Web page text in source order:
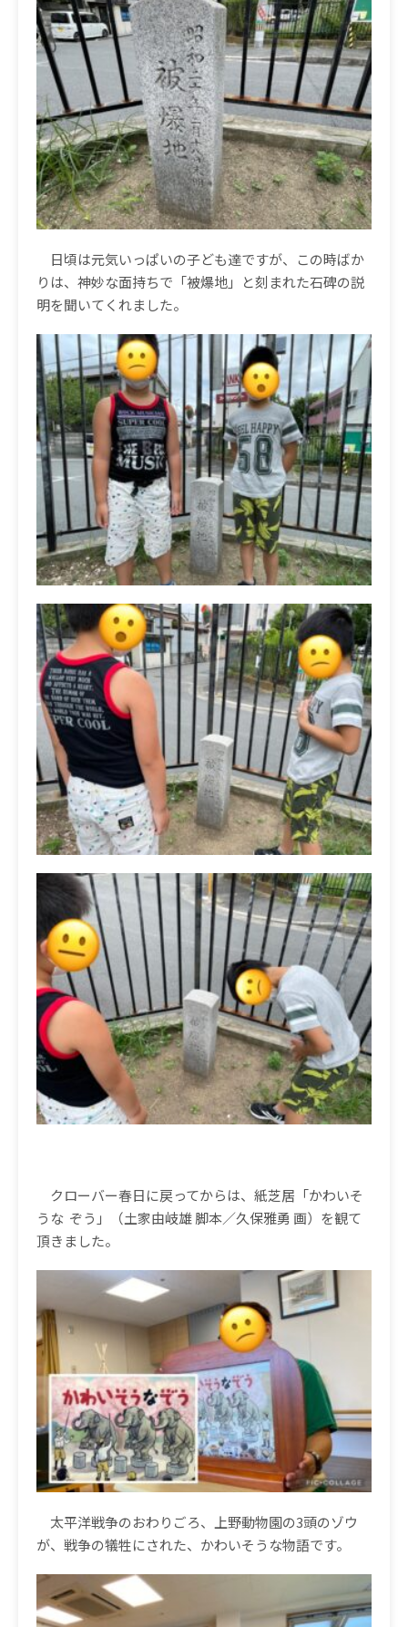
日頃は元気いっぱいの子ども達ですが、この時ばか
りは、神妙な面持ちで「被爆地」と刻まれた石碑の説
明を聞いてくれました。
クローバー春日に戻ってからは、紙芝居「かわいそ
うな ぞう」（土家由岐雄脚本／久保雅勇 画）を観て
頂きました。
太平洋戦争のおわりごろ、上野動物園の3頭のゾウ
が、戦争の犠牲にされた、かわいそうな物語です。